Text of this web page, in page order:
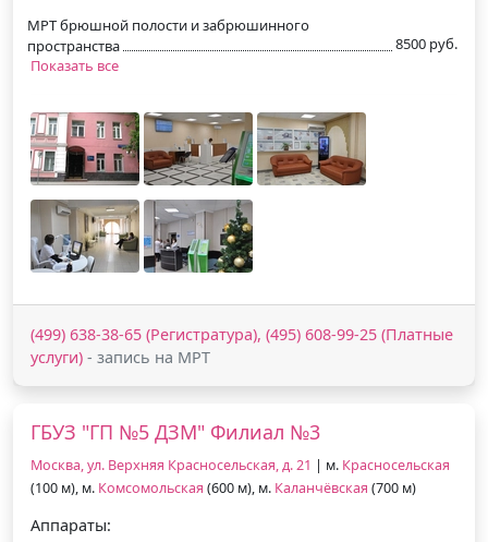
МРТ брюшной полости и забрюшинного
пространства
8500 руб.
Показать все
(499) 638-38-65 (Регистратура), (495) 608-99-25 (Платные
услуги) - запись на МРТ
ГБУЗ "ГП №5 ДЗМ" Филиал №3
Москва, ул. Верхняя Красносельская, д. 21 | м. Красносельская
(100 м), м. Комсомольская (600 м), м. Каланчёвская (700 м)
Аппараты: